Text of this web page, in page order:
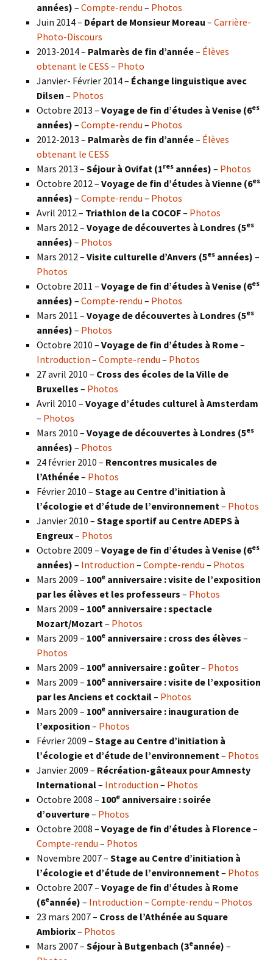
années) – Compte-rendu – Photos
Juin 2014 – Départ de Monsieur Moreau – Carrière-
Photo-Discours
2013-2014 – Palmarès de fin d’année– Élèves
obtenant le CESS – Photo
Janvier- Février 2014 – Échange linguistique avec
Dilsen – Photos
Octobre 2013 – Voyage de fin d’études à Venise (6es
années) – Compte-rendu – Photos
2012-2013 – Palmarès de fin d’année– Élèves
obtenant le CESS
Mars 2013 – Séjour à Ovifat (1res années) – Photos
Octobre 2012 – Voyage de fin d’études à Vienne (6es
années) – Compte-rendu – Photos
Avril 2012 – Triathlon de la COCOF– Photos
Mars 2012 – Voyage de découvertes à Londres (5es
années) – Photos
Mars 2012 – Visite culturelle d’Anvers (5es années) –
Photos
Octobre 2011 – Voyage de fin d’études à Venise (6es
années) – Compte-rendu – Photos
Mars 2011 – Voyage de découvertes à Londres (5es
années) – Photos
Octobre 2010 – Voyage de fin d’études à Rome–
Introduction – Compte-rendu – Photos
27 avril 2010 – Cross des écoles de la Ville de
Bruxelles – Photos
Avril 2010 – Voyage d’études culturel à Amsterdam
– Photos
Mars 2010 – Voyage de découvertes à Londres (5es
années) – Photos
24 février 2010 – Rencontres musicales de
l’Athénée– Photos
Février 2010 – Stage au Centre d’initiation à
l’écologie et d’étude de l’environnement– Photos
Janvier 2010 – Stage sportif au Centre ADEPS à
Engreux– Photos
Octobre 2009 – Voyage de fin d’études à Venise (6es
années) – Introduction – Compte-rendu – Photos
Mars 2009 – 100e anniversaire : visite de l’exposition
par les élèves et les professeurs – Photos
Mars 2009 – 100e anniversaire : spectacle
Mozart/Mozart– Photos
Mars 2009 – 100e anniversaire : cross des élèves –
Photos
Mars 2009 – 100e anniversaire : goûter– Photos
Mars 2009 – 100e anniversaire : visite de l’exposition
par les Anciens et cocktail– Photos
Mars 2009 – 100e anniversaire : inauguration de
l’exposition – Photos
Février 2009 – Stage au Centre d’initiation à
l’écologie et d’étude de l’environnement– Photos
Janvier 2009 – Récréation-gâteaux pour Amnesty
International– Introduction – Photos
Octobre 2008 – 100e anniversaire : soirée
d’ouverture– Photos
Octobre 2008 – Voyage de fin d’études à Florence–
Compte-rendu – Photos
Novembre 2007 – Stage au Centre d’initiation à
l’écologie et d’étude de l’environnement– Photos
Octobre 2007 – Voyage de fin d’études à Rome
(6eannée) – Introduction – Compte-rendu – Photos
23 mars 2007 – Cross de l’Athénée au Square
Ambiorix– Photos
Mars 2007 – Séjour à Butgenbach (3eannée) –